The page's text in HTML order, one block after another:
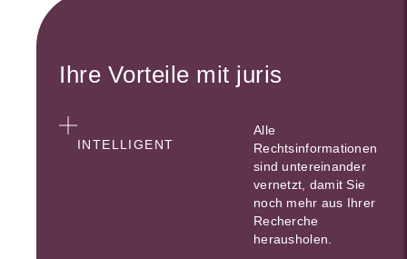
Ihre Vorteile mit juris
INTELLIGENT
Alle
Rechtsinformationen
sind untereinander
vernetzt, damit Sie
noch mehr aus Ihrer
Recherche
herausholen.